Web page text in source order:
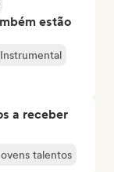
estão
Instrumental
a receber
talentos